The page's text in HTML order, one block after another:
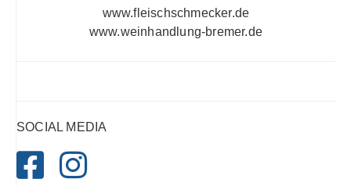
www.fleischschmecker.de
www.weinhandlung-bremer.de
SOCIAL MEDIA